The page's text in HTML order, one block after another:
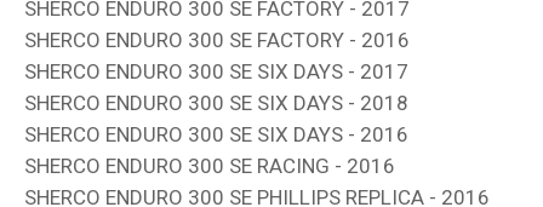
SHERCO ENDURO 300 SE FACTORY - 2017
SHERCO ENDURO 300 SE FACTORY - 2016
SHERCO ENDURO 300 SE SIX DAYS - 2017
SHERCO ENDURO 300 SE SIX DAYS - 2018
SHERCO ENDURO 300 SE SIX DAYS - 2016
SHERCO ENDURO 300 SE RACING - 2016
SHERCO ENDURO 300 SE PHILLIPS REPLICA - 2016